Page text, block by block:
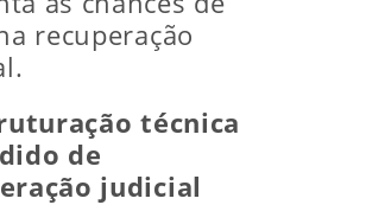
recuperação
técnica
de
judicial